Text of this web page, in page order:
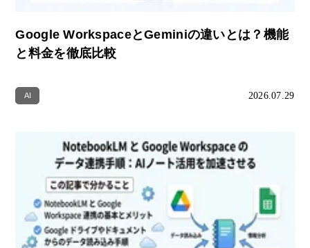
Google WorkspaceとGeminiの違いとは？機能
と料金を徹底比較
AI 2026.07.29